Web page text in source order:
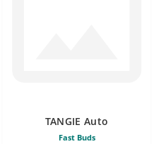
TANGIE Auto
Fast Buds